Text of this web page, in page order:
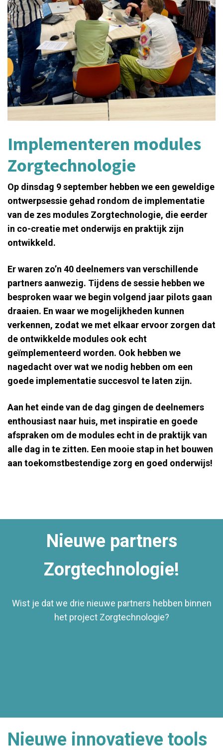
Implementeren modules
Zorgtechnologie​
Op dinsdag 9 september hebben we een geweldige
ontwerpsessie gehad rondom de implementatie
van de zes modules Zorgtechnologie, die eerder
in co-creatie met onderwijs en praktijk zijn
ontwikkeld.
Er waren zo’n 40 deelnemers van verschillende
partners aanwezig. Tijdens de sessie hebben we
besproken waar we begin volgend jaar pilots gaan
draaien. En waar we mogelijkheden kunnen
verkennen, zodat we met elkaar ervoor zorgen dat
de ontwikkelde modules ook echt
geïmplementeerd worden. Ook hebben we
nagedacht over wat we nodig hebben om een
goede implementatie succesvol te laten zijn.
Aan het einde van de dag gingen de deelnemers
enthousiast naar huis, met inspiratie en goede
afspraken om de modules echt in de praktijk van
alle dag in te zitten. Een mooie stap in het bouwen
aan toekomstbestendige zorg en goed onderwijs!
Nieuwe partners
Zorgtechnologie!
Wist je dat we drie nieuwe partners hebben binnen
het project Zorgtechnologie?
Nieuwe innovatieve tools